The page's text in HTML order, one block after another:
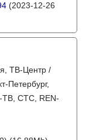
(2023-12-26
ТВ-Центр /
Петербург,
ТВ, СТС, REN-